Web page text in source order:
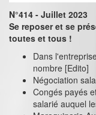
N°414 - Juillet 2023
Se reposer et se
toutes et tous !
Dans
nombre [Edito]
Négociation
Congés payés
salarié auquel